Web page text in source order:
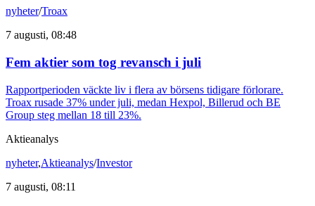
nyheter/Troax
7 augusti, 08:48
Fem aktier som tog revansch i juli
Rapportperioden väckte liv i flera av börsens tidigare förlorare.
Troax rusade 37% under juli, medan Hexpol, Billerud och BE
Group steg mellan 18 till 23%.
Aktieanalys
nyheter,Aktieanalys/Investor
7 augusti, 08:11